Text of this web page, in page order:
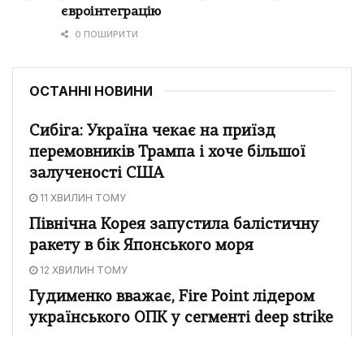
євроінтеграцію
0 ПОШИРИТИ
ОСТАННІ НОВИНИ
Сибіга: Україна чекає на приїзд
перемовників Трампа і хоче більшої
залученості США
11 ХВИЛИН ТОМУ
Північна Корея запустила балістичну
ракету в бік Японського моря
12 ХВИЛИН ТОМУ
Гудименко вважає, Fire Point лідером
українського ОПК у сегменті deep strike